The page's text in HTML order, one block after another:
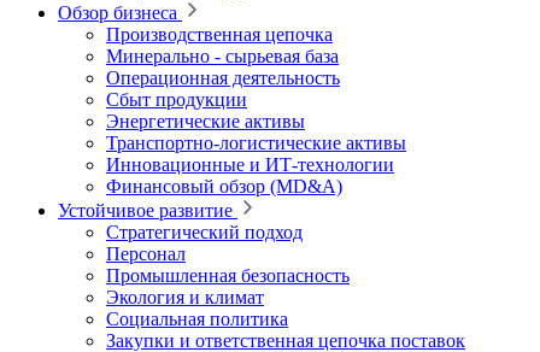
Обзор бизнеса
Производственная цепочка
Минерально ‑ сырьевая база
Операционная деятельность
Сбыт продукции
Энергетические активы
Транспортно-логистические активы
Инновационные и ИТ‑технологии
Финансовый обзор (MD&A)
Устойчивое развитие
Стратегический подход
Персонал
Промышленная безопасность
Экология и климат
Социальная политика
Закупки и ответственная цепочка поставок